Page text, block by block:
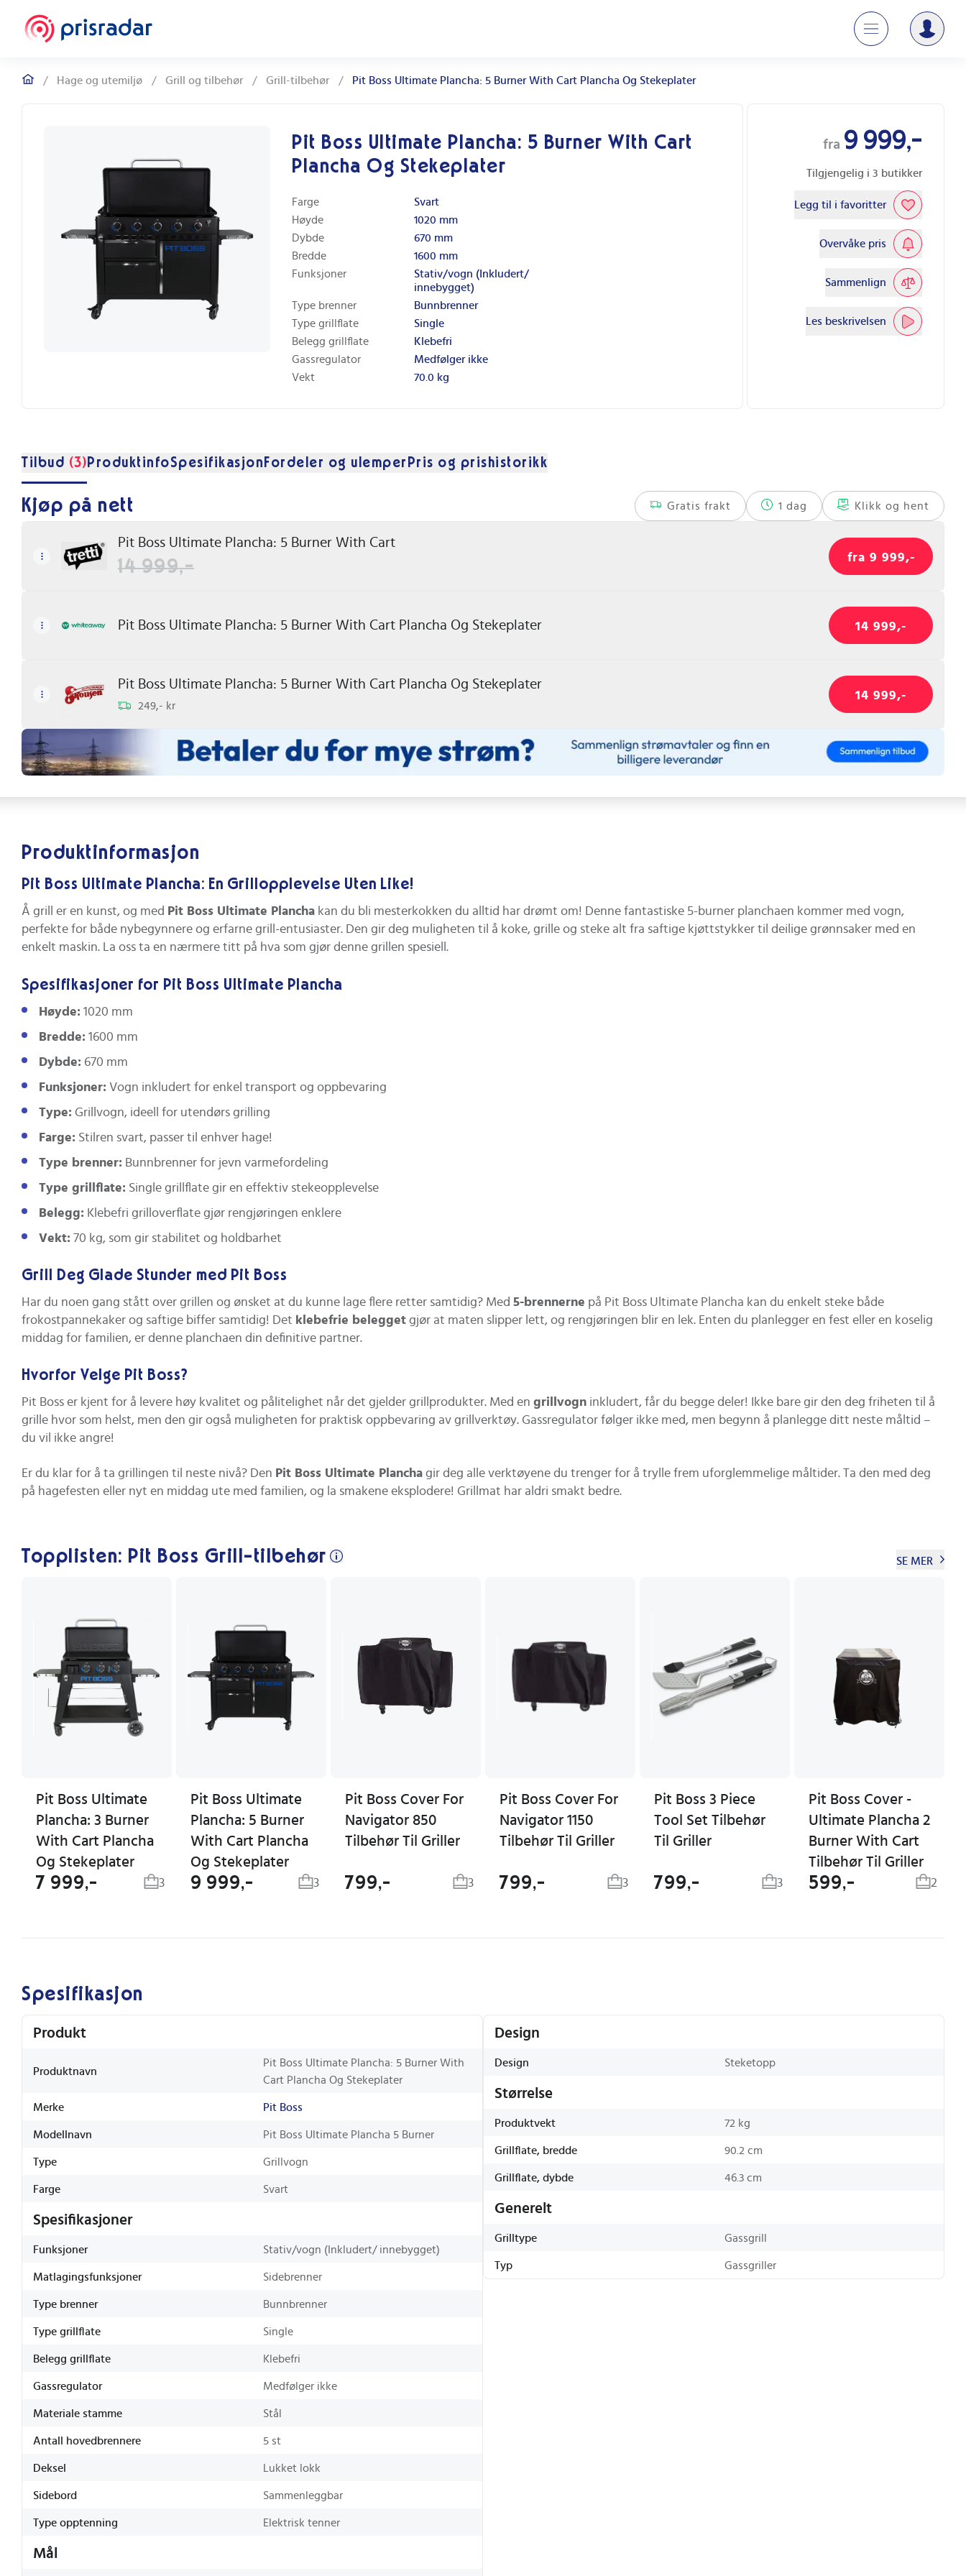
/ Hage og utemiljø / Grill og tilbehør / Grill-tilbehør / Pit Boss Ultimate Plancha: 5 Burner With Cart Plancha Og Stekeplater
Pit Boss Ultimate Plancha: 5 Burner With Cart
Plancha Og Stekeplater
Farge
Svart
Høyde
1020 mm
Dybde
670 mm
Bredde
1600 mm
Funksjoner
Stativ/vogn (Inkludert/
innebygget)
Type brenner
Bunnbrenner
Type grillflate
Single
Belegg grillflate
Klebefri
Gassregulator
Medfølger ikke
Vekt
70.0 kg
fra 9 999,-
Tilgjengelig i 3 butikker
Legg til i favoritter
Overvåke pris
Sammenlign
Les beskrivelsen
Tilbud (3) ProduktinfoSpesifikasjon Fordeler og ulemper Pris og prishistorikk
Kjøp på nett Gratis frakt 1 dag Klikk og hent
Pit Boss Ultimate Plancha: 5 Burner With Cart
14 999,- fra 9 999,-
Pit Boss Ultimate Plancha: 5 Burner With Cart Plancha Og Stekeplater 14 999,-
Pit Boss Ultimate Plancha: 5 Burner With Cart Plancha Og Stekeplater
249,- kr
14 999,-
Produktinformasjon
Pit Boss Ultimate Plancha: En Grillopplevelse Uten Like!
Å grill er en kunst, og med Pit Boss Ultimate Plancha kan du bli mesterkokken du alltid har drømt om! Denne fantastiske 5-burner planchaen kommer med vogn,
perfekte for både nybegynnere og erfarne grill-entusiaster. Den gir deg muligheten til å koke, grille og steke alt fra saftige kjøttstykker til deilige grønnsaker med en
enkelt maskin. La oss ta en nærmere titt på hva som gjør denne grillen spesiell.
Spesifikasjoner for Pit Boss Ultimate Plancha
Høyde: 1020 mm
Bredde: 1600 mm
Dybde: 670 mm
Funksjoner: Vogn inkludert for enkel transport og oppbevaring
Type: Grillvogn, ideell for utendørs grilling
Farge: Stilren svart, passer til enhver hage!
Type brenner: Bunnbrenner for jevn varmefordeling
Type grillflate: Single grillflate gir en effektiv stekeopplevelse
Belegg: Klebefri grilloverflate gjør rengjøringen enklere
Vekt: 70 kg, som gir stabilitet og holdbarhet
Grill Deg Glade Stunder med Pit Boss
Har du noen gang stått over grillen og ønsket at du kunne lage flere retter samtidig? Med 5-brennerne på Pit Boss Ultimate Plancha kan du enkelt steke både
frokostpannekaker og saftige biffer samtidig! Det klebefrie belegget gjør at maten slipper lett, og rengjøringen blir en lek. Enten du planlegger en fest eller en koselig
middag for familien, er denne planchaen din definitive partner.
Hvorfor Velge Pit Boss?
Pit Boss er kjent for å levere høy kvalitet og pålitelighet når det gjelder grillprodukter. Med en grillvogn inkludert, får du begge deler! Ikke bare gir den deg friheten til å
grille hvor som helst, men den gir også muligheten for praktisk oppbevaring av grillverktøy. Gassregulator følger ikke med, men begynn å planlegge ditt neste måltid –
du vil ikke angre!
Er du klar for å ta grillingen til neste nivå? Den Pit Boss Ultimate Plancha gir deg alle verktøyene du trenger for å trylle frem uforglemmelige måltider. Ta den med deg
på hagefesten eller nyt en middag ute med familien, og la smakene eksplodere! Grillmat har aldri smakt bedre.
Topplisten: Pit Boss Grill-tilbehør SE MER
Pit Boss Ultimate
Plancha: 3 Burner
With Cart Plancha
Og Stekeplater
7 999,- 3
Pit Boss Ultimate
Plancha: 5 Burner
With Cart Plancha
Og Stekeplater
9 999,- 3
Pit Boss Cover For
Navigator 850
Tilbehør Til Griller
799,- 3
Pit Boss Cover For
Navigator 1150
Tilbehør Til Griller
799,- 3
Pit Boss 3 Piece
Tool Set Tilbehør
Til Griller
799,- 3
Pit Boss Cover -
Ultimate Plancha 2
Burner With Cart
Tilbehør Til Griller
599,- 2
Spesifikasjon
Produkt
Produktnavn
Pit Boss Ultimate Plancha: 5 Burner With
Cart Plancha Og Stekeplater
Merke Pit Boss
Modellnavn Pit Boss Ultimate Plancha 5 Burner
Type Grillvogn
Farge Svart
Spesifikasjoner
Funksjoner Stativ/vogn (Inkludert/ innebygget)
Matlagingsfunksjoner Sidebrenner
Type brenner Bunnbrenner
Type grillflate Single
Belegg grillflate Klebefri
Gassregulator Medfølger ikke
Materiale stamme Stål
Antall hovedbrennere 5 st
Deksel Lukket lokk
Sidebord Sammenleggbar
Type opptenning Elektrisk tenner
Mål
Design
Design Steketopp
Størrelse
Produktvekt 72 kg
Grillflate, bredde 90.2 cm
Grillflate, dybde 46.3 cm
Generelt
Grilltype Gassgrill
Typ Gassgriller